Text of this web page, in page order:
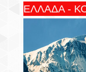
ΕΛΛΑΔΑ -